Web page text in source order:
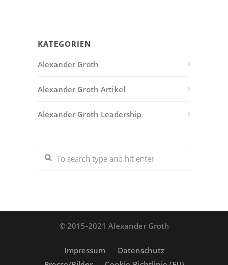
KATEGORIEN
Alexander Groth
Alexander Groth Artikel
Alexander Groth Leadership
© 2015-2021 Alexander Groth
Impressum
Datenschutz